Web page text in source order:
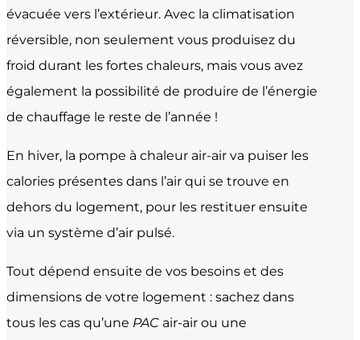
évacuée vers l’extérieur. Avec la climatisation
réversible, non seulement vous produisez du
froid durant les fortes chaleurs, mais vous avez
également la possibilité de produire de l’énergie
de chauffage le reste de l’année !
En hiver, la pompe à chaleur air-air va puiser les
calories présentes dans l’air qui se trouve en
dehors du logement, pour les restituer ensuite
via un système d’air pulsé.
Tout dépend ensuite de vos besoins et des
dimensions de votre logement : sachez dans
tous les cas qu’une PAC air-air ou une